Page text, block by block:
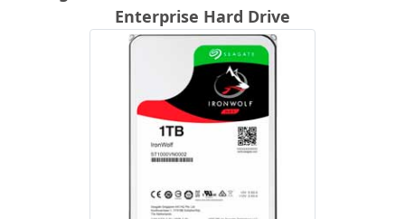
Enterprise Hard Drive